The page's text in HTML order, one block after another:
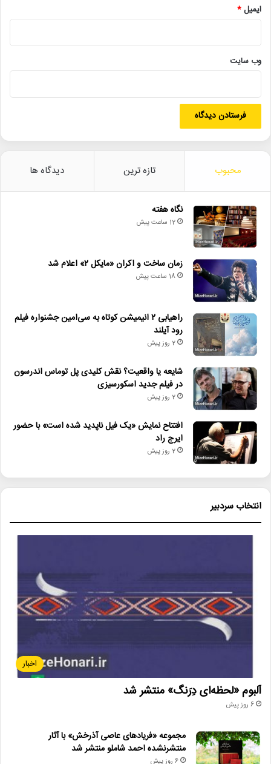
فیلم_بچه_مردم
ایمیل*
وب‌ سایت
محبوب تازه ترین دیدگاه ها
نگاه هفته
12 ساعت پیش
زمان ساخت و اکران «مایکل ۲» اعلام شد
18 ساعت پیش
راهیابی ۲ انیمیشن کوتاه به سی‌امین جشنواره فیلم
رود آیلند
2 روز پیش
شایعه یا واقعیت؟ نقش کلیدی پل توماس اندرسون
در فیلم جدید اسکورسیزی
2 روز پیش
افتتاح نمایش «یک فیل ناپدید شده است» با حضور
ایرج راد
2 روز پیش
انتخاب سردبیر
اخبار
آلبوم «لحظه‌ای دِرَنگ» منتشر شد
6 روز پیش
مجموعه «فریادهای عاصی آذرخش» با آثار
منتشرنشده احمد شاملو منتشر شد
6 روز پیش